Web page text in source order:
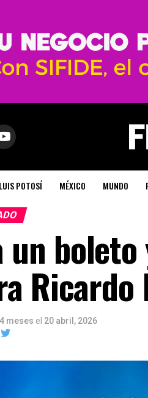
POTOSÍ MÉXICO MUNDO
un
Ricardo
meses el 20 abril, 2026